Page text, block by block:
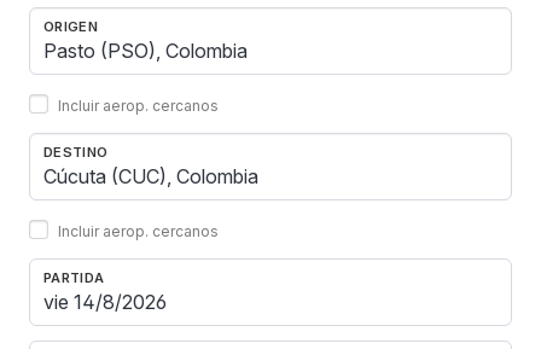
ORIGEN
Incluir aerop. cercanos
DESTINO
Incluir aerop. cercanos
PARTIDA